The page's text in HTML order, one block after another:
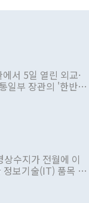
서 5일 열린 외교·
일부 장관의 '한반도
로 추진하겠다고 공
다. 그동안 정 장
지만 대통령과 유
이례적이다. 정 장
리도 높아지고 있
수지가 전월에 이
정보기술(IT) 품목 수